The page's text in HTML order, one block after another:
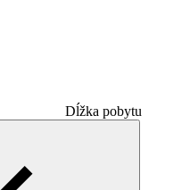
Dĺžka pobytu